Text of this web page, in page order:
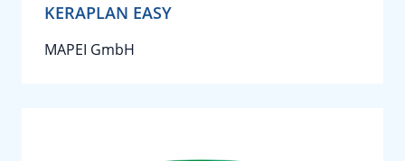
KERAPLAN EASY
MAPEI GmbH